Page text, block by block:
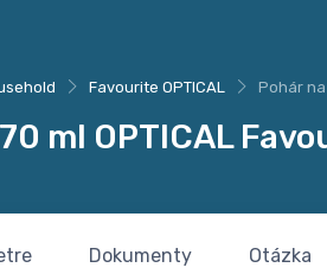
Favourite OPTICAL Pohár na
ml OPTICAL
Dokumenty Otázka